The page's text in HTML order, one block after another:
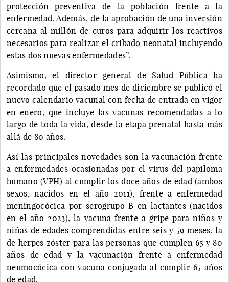
protección preventiva de la población frente a la
enfermedad. Además, de la aprobación de una inversión
cercana al millón de euros para adquirir los reactivos
necesarios para realizar el cribado neonatal incluyendo
estas dos nuevas enfermedades”.
Asimismo, el director general de Salud Pública ha
recordado que el pasado mes de diciembre se publicó el
nuevo calendario vacunal con fecha de entrada en vigor
en enero, que incluye las vacunas recomendadas a lo
largo de toda la vida, desde la etapa prenatal hasta más
allá de 80 años.
Así las principales novedades son la vacunación frente
a enfermedades ocasionadas por el virus del papiloma
humano (VPH) al cumplir los doce años de edad (ambos
sexos, nacidos en el año 2011), frente a enfermedad
meningocócica por serogrupo B en lactantes (nacidos
en el año 2023), la vacuna frente a gripe para niños y
niñas de edades comprendidas entre seis y 59 meses, la
de herpes zóster para las personas que cumplen 65 y 80
años de edad y la vacunación frente a enfermedad
neumocócica con vacuna conjugada al cumplir 65 años
de edad.